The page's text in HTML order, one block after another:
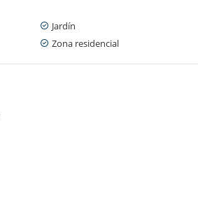
Jardín
Zona residencial